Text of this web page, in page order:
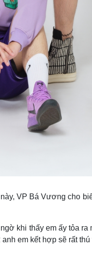
VP Bá Vương cho
khi thấy em ấy tỏa
em kết hợp sẽ rất thú